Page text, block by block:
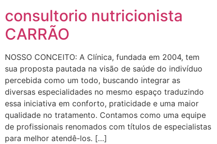
consultorio nutricionista
CARRÃO
NOSSO CONCEITO: A Clínica, fundada em 2004, tem
sua proposta pautada na visão de saúde do indivíduo
percebida como um todo, buscando integrar as
diversas especialidades no mesmo espaço traduzindo
essa iniciativa em conforto, praticidade e uma maior
qualidade no tratamento. Contamos como uma equipe
de profissionais renomados com títulos de especialistas
para melhor atendê-los. […]